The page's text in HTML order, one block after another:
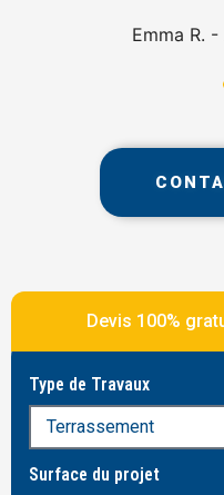
Emma R.
Devis 100%
Type de Travaux
Surface du projet